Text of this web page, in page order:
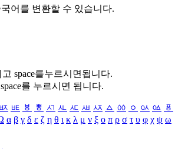
어를 변환할 수 있습니다.
space를누르시면됩니다.
를 누르시면 됩니다.
ㅶ ㅷ ㅸ ㅹ ㅺ ㅻ ㅼ ㅽ ㅾ ㅿ ㆀ ㆁ ㆂ ㆃ ㆄ
α β γ δ ε ζ η θ ι κ λ μ ν ξ ο π ρ σ τ υ φ χ ψ ω